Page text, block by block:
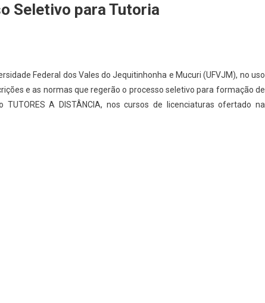
Seletivo para Tutoria
Federal dos Vales do Jequitinhonha e Mucuri (UFVJM), no uso
e as normas que regerão o processo seletivo para formação de
A DISTÂNCIA, nos cursos de licenciaturas ofertado na